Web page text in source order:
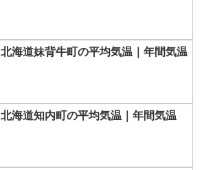
北海道妹背牛町の平均気温｜年間気温
北海道知内町の平均気温｜年間気温